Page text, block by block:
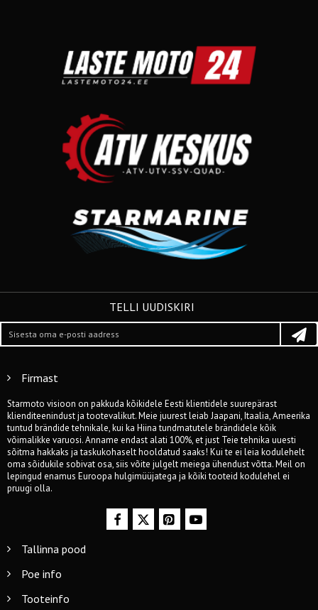
TELLI UUDISKIRI
Firmast
Starmoto visioon on pakkuda kõikidele Eesti klientidele suurepärast
klienditeenindust ja tootevalikut. Meie juurest leiab Jaapani, Itaalia, Ameerika
tuntud brändide tehnikale, kui ka Hiina tundmatutele brändidele kõik
võimalikke varuosi. Anname endast alati 100%, et just Teie tehnika uuesti
sõitma hakkaks ja taskukohaselt hooldatud saaks! Kui te ei leia kodulehelt
oma sõidukile sobivat osa, siis võite julgelt meiega ühendust võtta. Meil on
lepingud enamus Euroopa hulgimüüjatega ja kõiki tooteid kodulehel ei
pruugi olla.
Tallinna pood
Poe info
Tooteinfo